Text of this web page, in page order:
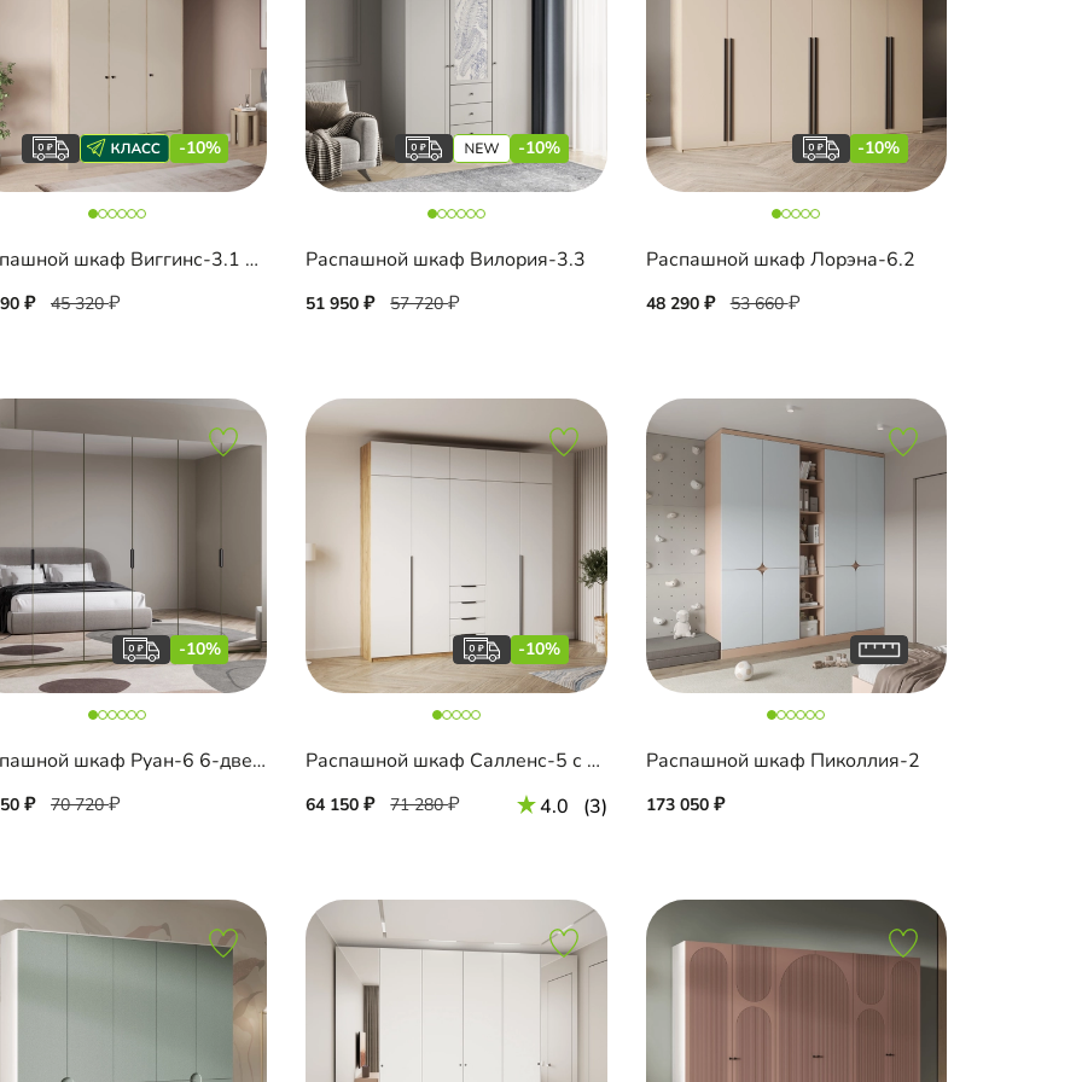
-10%
Распашной шкаф Виггинс-3.1 с антресолью
45 320
-10%
Распашной шкаф Вилория-3.3
51 950 57 720
-10%
Распашной шкаф Лорэна-6.2
48 290 53 660
-10%
Распашной шкаф Руан-6 6-дверный
70 720
-10%
Распашной шкаф Салленс-5 с антресолью
64 150 71 280 4.0 (3)
Распашной шкаф Пиколлия-2
173 050